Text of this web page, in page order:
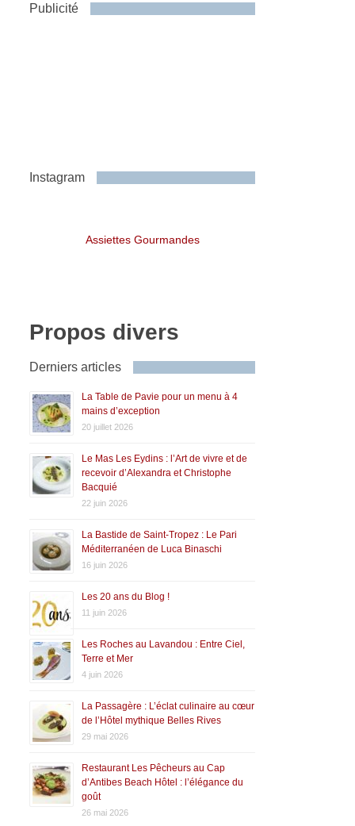
Publicité
Instagram
Assiettes Gourmandes
Propos divers
Derniers articles
La Table de Pavie pour un menu à 4
mains d’exception
20 juillet 2026
Le Mas Les Eydins : l’Art de vivre et de
recevoir d’Alexandra et Christophe
Bacquié
22 juin 2026
La Bastide de Saint-Tropez : Le Pari
Méditerranéen de Luca Binaschi
16 juin 2026
Les 20 ans du Blog !
11 juin 2026
Les Roches au Lavandou : Entre Ciel,
Terre et Mer
4 juin 2026
La Passagère : L’éclat culinaire au cœur
de l’Hôtel mythique Belles Rives
29 mai 2026
Restaurant Les Pêcheurs au Cap
d’Antibes Beach Hôtel : l’élégance du
goût
26 mai 2026